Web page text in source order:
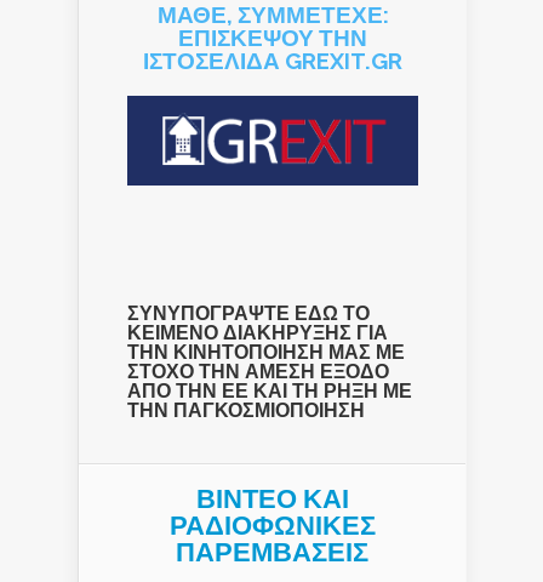
ΜΑΘΕ, ΣΥΜΜΕΤΕΧΕ:
ΕΠΙΣΚΕΨΟΥ ΤΗΝ
ΙΣΤΟΣΕΛΙΔΑ GREXIT.GR
ΣΥΝΥΠΟΓΡΑΨΤΕ ΕΔΩ ΤΟ
ΚΕΙΜΕΝΟ ΔΙΑΚΗΡΥΞΗΣ ΓΙΑ
ΤΗΝ ΚΙΝΗΤΟΠΟΙΗΣΗ ΜΑΣ ΜΕ
ΣΤΟΧΟ ΤΗΝ ΑΜΕΣΗ ΕΞΟΔΟ
ΑΠΟ ΤΗΝ ΕΕ ΚΑΙ ΤΗ ΡΗΞΗ ΜΕ
ΤΗΝ ΠΑΓΚΟΣΜΙΟΠΟΙΗΣΗ
ΒΙΝΤΕΟ ΚΑΙ
ΡΑΔΙΟΦΩΝΙΚΕΣ
ΠΑΡΕΜΒΑΣΕΙΣ